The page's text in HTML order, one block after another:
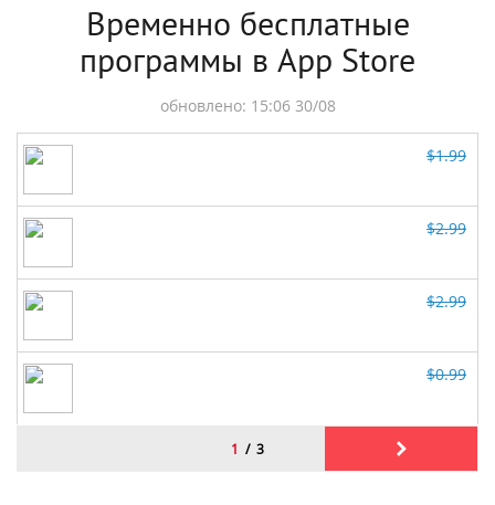
Временно бесплатные
программы в App Store